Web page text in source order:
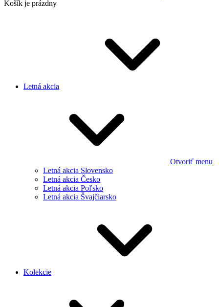
Košík je prázdny
Letná akcia
Otvoriť menu
Letná akcia Slovensko
Letná akcia Česko
Letná akcia Poľsko
Letná akcia Švajčiarsko
Kolekcie